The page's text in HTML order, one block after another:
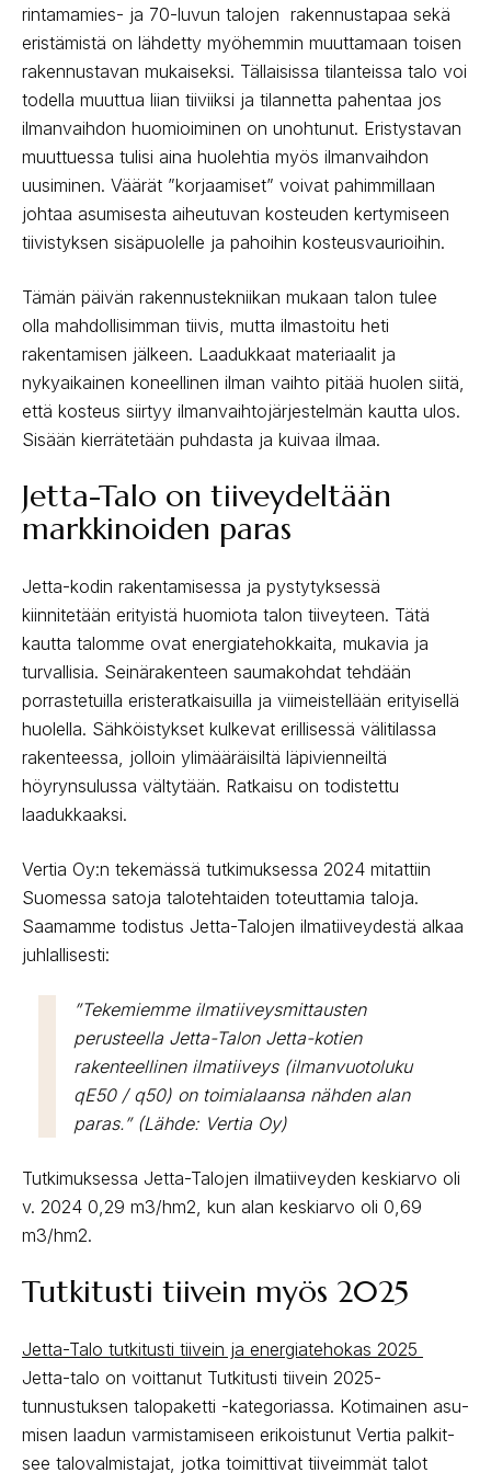
rintamamies- ja 70-luvun talojen rakennustapaa sekä
eristämistä on lähdetty myöhemmin muuttamaan toisen
rakennustavan mukaiseksi. Tällaisissa tilanteissa talo voi
todella muuttua liian tiiviiksi ja tilannetta pahentaa jos
ilmanvaihdon huomioiminen on unohtunut. Eristystavan
muuttuessa tulisi aina huolehtia myös ilmanvaihdon
uusiminen. Väärät ”korjaamiset” voivat pahimmillaan
johtaa asumisesta aiheutuvan kosteuden kertymiseen
tiivistyksen sisäpuolelle ja pahoihin kosteusvaurioihin.
Tämän päivän rakennustekniikan mukaan talon tulee
olla mahdollisimman tiivis, mutta ilmastoitu heti
rakentamisen jälkeen. Laadukkaat materiaalit ja
nykyaikainen koneellinen ilman vaihto pitää huolen siitä,
että kosteus siirtyy ilmanvaihtojärjestelmän kautta ulos.
Sisään kierrätetään puhdasta ja kuivaa ilmaa.
Jetta-Talo on tiiveydeltään
markkinoiden paras
Jetta-kodin rakentamisessa ja pystytyksessä
kiinnitetään erityistä huomiota talon tiiveyteen. Tätä
kautta talomme ovat energiatehokkaita, mukavia ja
turvallisia. Seinärakenteen saumakohdat tehdään
porrastetuilla eristeratkaisuilla ja viimeistellään erityisellä
huolella. Sähköistykset kulkevat erillisessä välitilassa
rakenteessa, jolloin ylimääräisiltä läpivienneiltä
höyrynsulussa vältytään. Ratkaisu on todistettu
laadukkaaksi.
Vertia Oy:n tekemässä tutkimuksessa 2024 mitattiin
Suomessa satoja talotehtaiden toteuttamia taloja.
Saamamme todistus Jetta-Talojen ilmatiiveydestä alkaa
juhlallisesti:
”Tekemiemme ilmatiiveysmittausten
perusteella Jetta-Talon Jetta-kotien
rakenteellinen ilmatiiveys (ilmanvuotoluku
qE50 / q50) on toimialaansa nähden alan
paras.” (Lähde: Vertia Oy)
Tutkimuksessa Jetta-Talojen ilmatiiveyden keskiarvo oli
v. 2024 0,29 m3/hm2, kun alan keskiarvo oli 0,69
m3/hm2.
Tutkitusti tiivein myös 2025
Jetta-Talo tutkitusti tiivein ja energiatehokas 2025
Jetta-talo on voittanut Tutkitusti tiivein 2025-
tunnustuksen talopaketti -kategoriassa. Ko­ti­mai­nen asu­
mi­sen laa­dun var­mis­ta­mi­seen eri­kois­tu­nut Ver­tia pal­kit­
see ta­lo­val­mis­ta­jat, jot­ka toi­mit­ti­vat tii­veim­mät ta­lot